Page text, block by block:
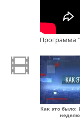
Программа
Как это было: